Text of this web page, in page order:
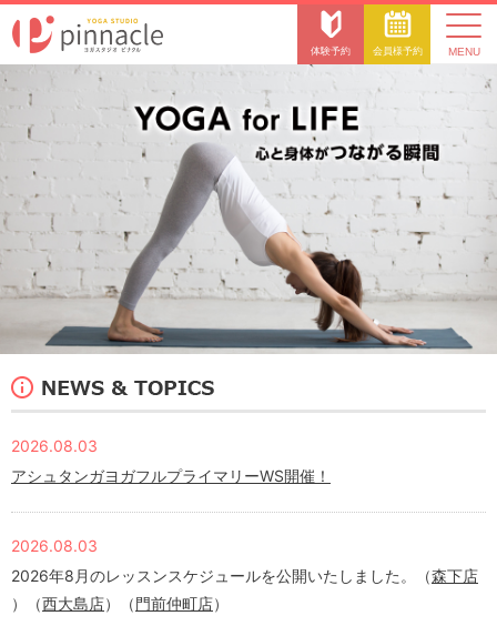
会員様予約
体験予約
2026.08.03
アシュタンガヨガフルプライマリーWS開催！
2026.08.03
2026年8月のレッスンスケジュールを公開いたしました。（森下店
）（西大島店）（門前仲町店）